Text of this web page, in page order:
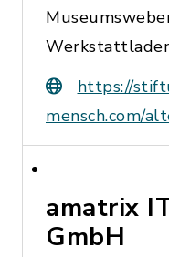
https://
mensch.com/
amatrix
GmbH